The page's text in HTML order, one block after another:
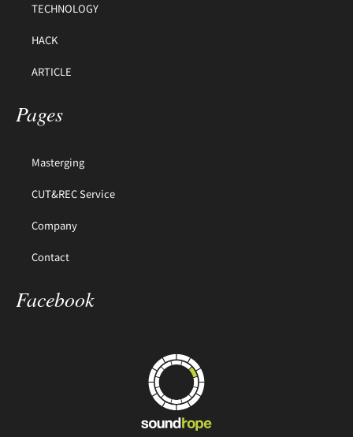
TECHNOLOGY
HACK
ARTICLE
Pages
Masterging
CUT&REC Service
Company
Contact
Facebook